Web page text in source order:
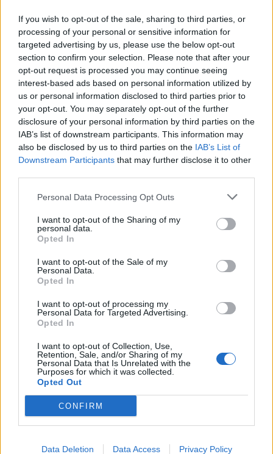
If you wish to opt-out of the sale, sharing to third parties, or
processing of your personal or sensitive information for
targeted advertising by us, please use the below opt-out
section to confirm your selection. Please note that after your
opt-out request is processed you may continue seeing
interest-based ads based on personal information utilized by
us or personal information disclosed to third parties prior to
your opt-out. You may separately opt-out of the further
disclosure of your personal information by third parties on the
IAB’s list of downstream participants. This information may
also be disclosed by us to third parties on the IAB’s List of
Downstream Participants that may further disclose it to other
Personal Data Processing Opt Outs
I want to opt-out of the Sharing of my
personal data.
Opted In
I want to opt-out of the Sale of my
Personal Data.
Opted In
I want to opt-out of processing my
Personal Data for Targeted Advertising.
Opted In
I want to opt-out of Collection, Use,
Retention, Sale, and/or Sharing of my
Personal Data that Is Unrelated with the
Purposes for which it was collected.
Opted Out
CONFIRM
Data Deletion Data Access Privacy Policy
που εκτελούνται από τη ΔΕΥΑΡ
ΡΟΔΙΝΙ: Η καρδιά της Ρόδου που πρέπει επιτέλους να